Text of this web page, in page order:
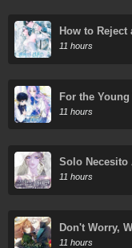
How to Reject
11 hours
For the
11 hours
Solo Necesito
11 hours
Don't Worry,
Marriage
11 hours